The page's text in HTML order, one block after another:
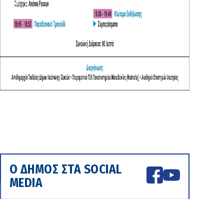
Ο ΔΗΜΟΣ ΣΤΑ SOCIAL
MEDIA